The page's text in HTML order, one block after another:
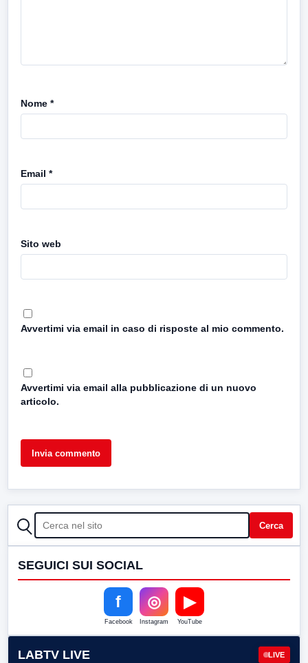
Nome *
Email *
Sito web
Avvertimi via email in caso di risposte al mio commento.
Avvertimi via email alla pubblicazione di un nuovo
articolo.
CERCA Cerca
SEGUICI SUI SOCIAL
f
Facebook
◎
Instagram
▶
YouTube
LABTV LIVE LIVE